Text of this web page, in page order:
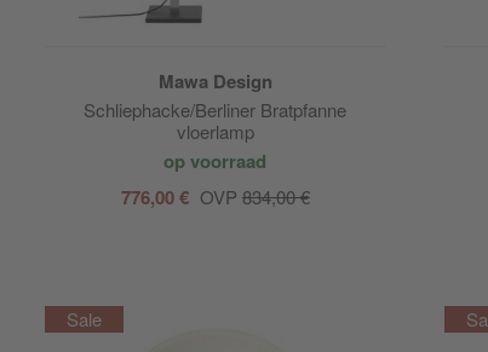
Mawa Design
Schliephacke/Berliner Bratpfanne
vloerlamp
op voorraad
776,00 € OVP 834,00 €